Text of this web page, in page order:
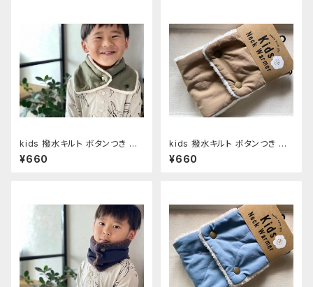
kids 撥水キルト ボタンつき ネ
ックウォーマー Khaki
¥660
kids 撥水キルト ボタンつき ネ
ックウォーマー Beige
¥660